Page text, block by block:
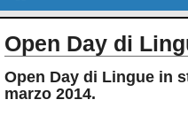
Politica
Sport
Open Day di
Open Day di Lingue in
marzo 2014.